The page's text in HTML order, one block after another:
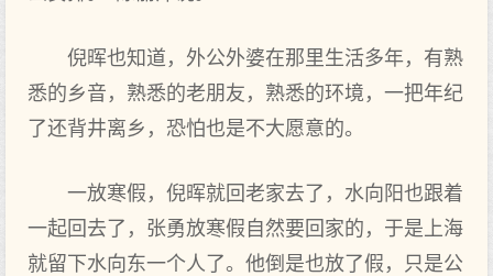
倪晖也知道，外公外婆在那里生活多年，有熟
悉的乡音，熟悉的老朋友，熟悉的环境，一把年纪
了还背井离乡，恐怕也是不大愿意的。
一放寒假，倪晖就回老家去了，水向阳也跟着
一起回去了，张勇放寒假自然要回家的，于是上海
就留下水向东一个人了。他倒是也放了假，只是公